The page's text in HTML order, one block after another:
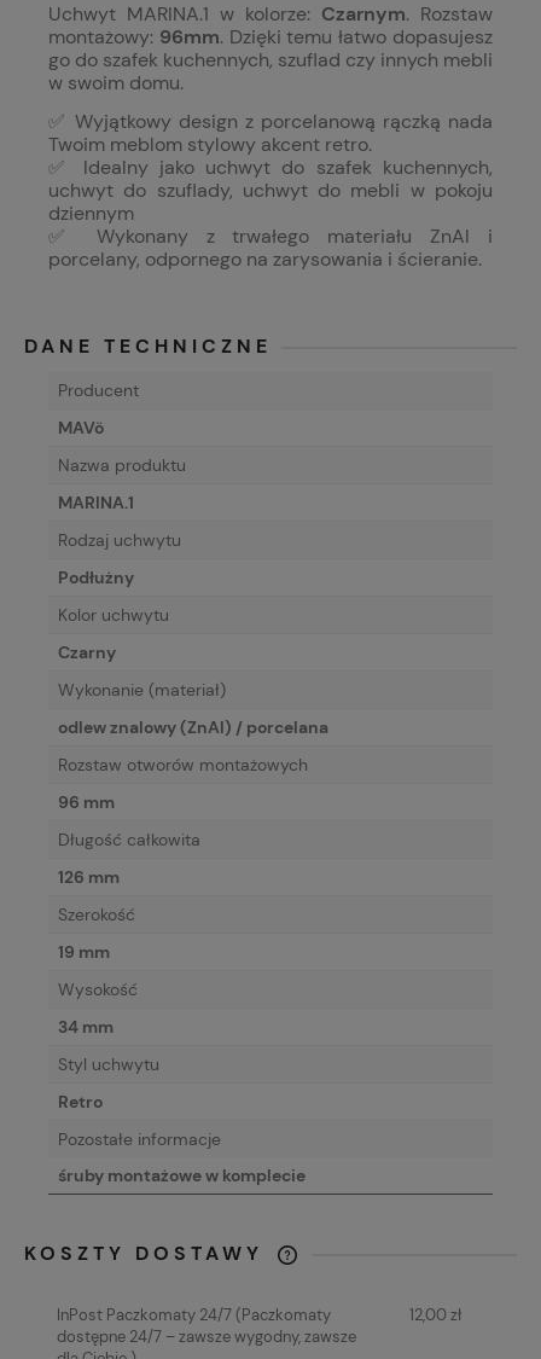
Uchwyt MARINA.1 w kolorze: Czarnym. Rozstaw
montażowy: 96mm. Dzięki temu łatwo dopasujesz
go do szafek kuchennych, szuflad czy innych mebli
w swoim domu.
✅ Wyjątkowy design z porcelanową rączką nada
Twoim meblom stylowy akcent retro.
✅ Idealny jako uchwyt do szafek kuchennych,
uchwyt do szuflady, uchwyt do mebli w pokoju
dziennym
✅ Wykonany z trwałego materiału ZnAl i
porcelany, odpornego na zarysowania i ścieranie.
DANE TECHNICZNE
Producent
MAVö
Nazwa produktu
MARINA.1
Rodzaj uchwytu
Podłużny
Kolor uchwytu
Czarny
Wykonanie (materiał)
odlew znalowy (ZnAl) / porcelana
Rozstaw otworów montażowych
96 mm
Długość całkowita
126 mm
Szerokość
19 mm
Wysokość
34 mm
Styl uchwytu
Retro
Pozostałe informacje
śruby montażowe w komplecie
KOSZTY DOSTAWY
KOSZTÓW PŁATNOŚCI
InPost Paczkomaty 24/7(Paczkomaty
dostępne 24/7 – zawsze wygodny, zawsze
12,00 zł